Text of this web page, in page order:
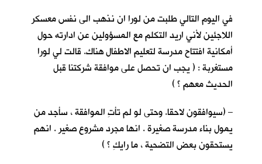
في اليوم التالي طلبت من لورا ان نذهب الى نفس معسكر
اللاجئين لأني اريد التكلم مع المسؤولين عن ادارته حول
أمكانية افتتاح مدرسة لتعليم الاطفال هناك. قالت لي لورا
مستغربة : ( يجب ان تحصل على موافقة شركتنا قبل
الحديث معهم ؟ )
– (سيوافقون لاحقا. وحتى لو لم تأتِ الموافقة ، سأجد من
يمول بناء مدرسة صغيرة . انها مجرد مشروع صغير . انهم
يستحقون بعض التضحية ، ما رايكِ ؟ )